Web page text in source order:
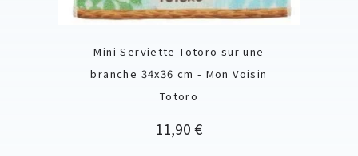
Mini Serviette Totoro sur une
branche 34x36 cm - Mon Voisin
Totoro
Prix
11,90 €